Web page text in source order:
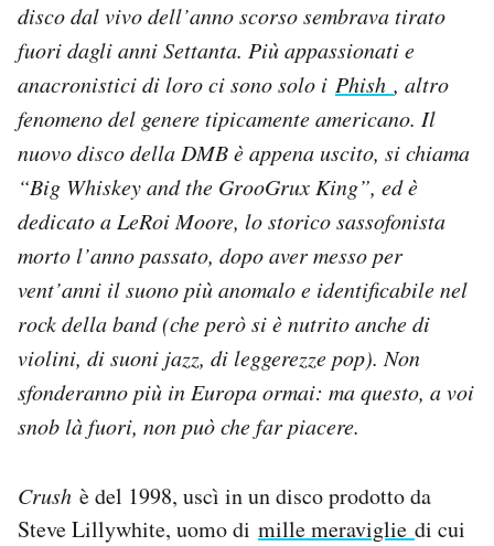
disco dal vivo dell’anno scorso sembrava tirato
fuori dagli anni Settanta. Più appassionati e
anacronistici di loro ci sono solo i Phish , altro
fenomeno del genere tipicamente americano. Il
nuovo disco della DMB è appena uscito, si chiama
“Big Whiskey and the GrooGrux King”, ed è
dedicato a LeRoi Moore, lo storico sassofonista
morto l’anno passato, dopo aver messo per
vent’anni il suono più anomalo e identificabile nel
rock della band (che però si è nutrito anche di
violini, di suoni jazz, di leggerezze pop). Non
sfonderanno più in Europa ormai: ma questo, a voi
snob là fuori, non può che far piacere.
Crush è del 1998, uscì in un disco prodotto da
Steve Lillywhite, uomo di mille meraviglie di cui